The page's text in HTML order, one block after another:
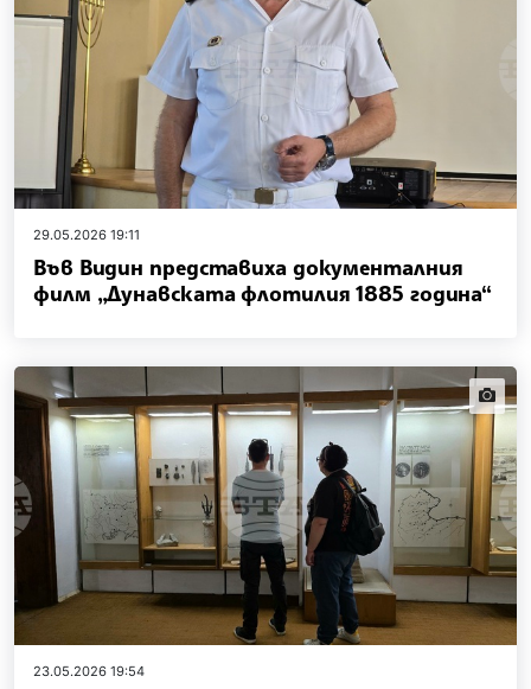
29.05.2026 19:11
Във Видин представиха документалния
филм „Дунавската флотилия 1885 година“
23.05.2026 19:54